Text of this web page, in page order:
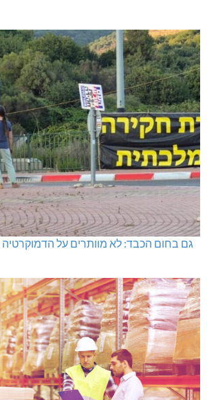
גם בחום הכבד: לא מוותרים על הדמוקרטיה